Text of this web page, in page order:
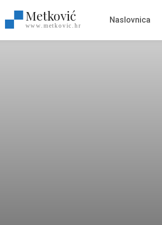
Metković
www.metkovic.hr
Naslovnica